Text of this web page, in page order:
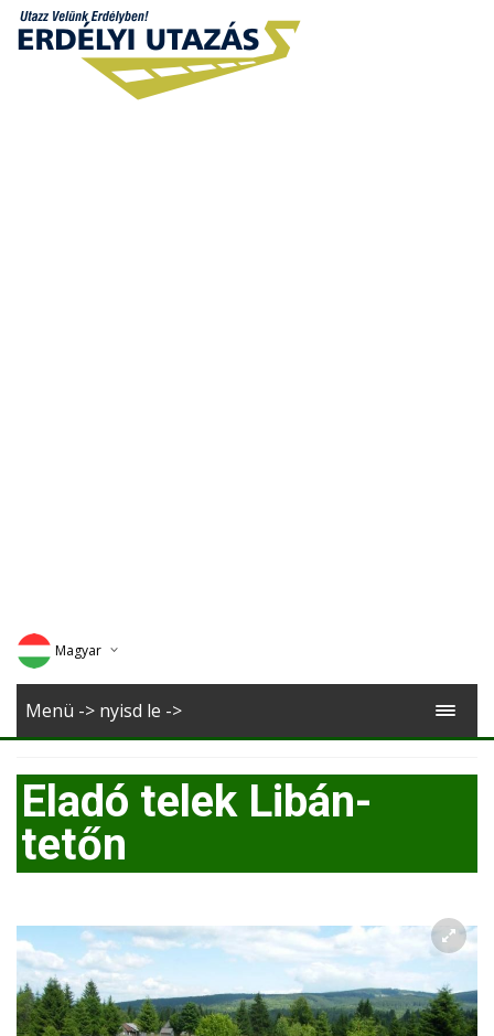
Magyar
Deutsch
Romana
Menü -> nyisd le ->
Eladó telek Libán-
tetőn